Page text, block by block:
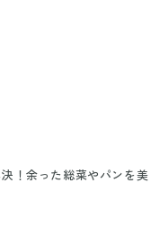
！余った総菜やパンを美